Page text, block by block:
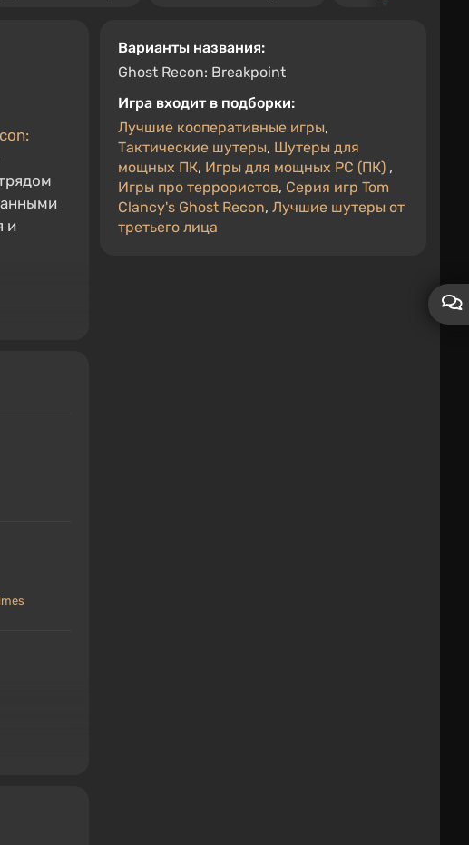
Варианты названия:
Ghost Recon: Breakpoint
Игра входит в подборки:
Лучшие кооперативные игры,
Тактические шутеры, Шутеры для
мощных ПК, Игры для мощных PC (ПК) ,
Игры про террористов, Серия игр Tom
Clancy's Ghost Recon, Лучшие шутеры от
третьего лица
и